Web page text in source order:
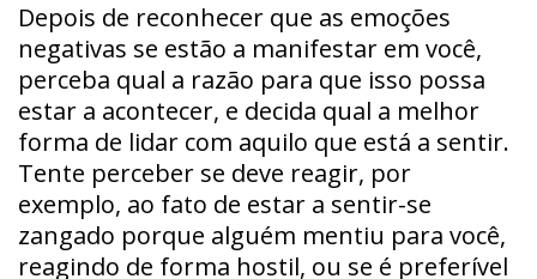
Depois de reconhecer que as emoções
negativas se estão a manifestar em você,
perceba qual a razão para que isso possa
estar a acontecer, e decida qual a melhor
forma de lidar com aquilo que está a sentir.
Tente perceber se deve reagir, por
exemplo, ao fato de estar a sentir-se
zangado porque alguém mentiu para você,
reagindo de forma hostil, ou se é preferível